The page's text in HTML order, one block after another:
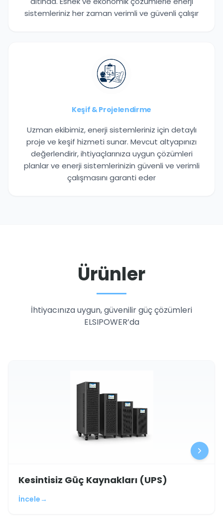
sistemleriniz her zaman verimli ve güvenli çalışır
Keşif & Projelendirme
Uzman ekibimiz, enerji sistemleriniz için detaylı
proje ve keşif hizmeti sunar. Mevcut altyapınızı
değerlendirir, ihtiyaçlarınıza uygun çözümleri
planlar ve enerji sistemlerinizin güvenli ve verimli
çalışmasını garanti eder
Ürünler
İhtiyacınıza uygun, güvenilir güç çözümleri
ELSIPOWER’da
Kesintisiz Güç Kaynakları (UPS)
İncele →